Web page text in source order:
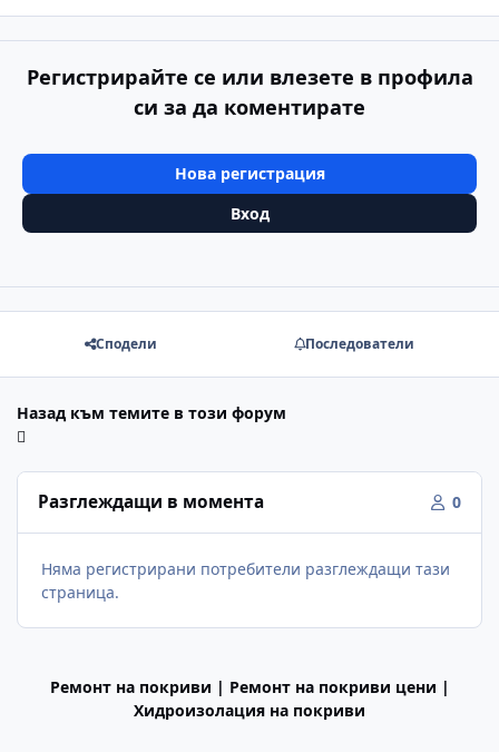
Регистрирайте се или влезете в профила
си за да коментирате
Нова регистрация
Вход
Сподели Последователи
Назад към темите в този форум
Разглеждащи в момента 0
Няма регистрирани потребители разглеждащи тази
страница.
Ремонт на покриви | Ремонт на покриви цени |
Хидроизолация на покриви